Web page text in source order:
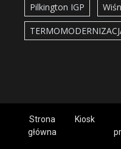
Pilkington IGP
Strona
główna
Kiosk